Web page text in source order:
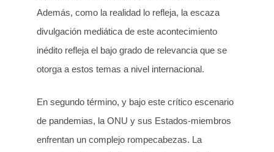
Además, como la realidad lo refleja, la escaza
divulgación mediática de este acontecimiento
inédito refleja el bajo grado de relevancia que se
otorga a estos temas a nivel internacional.
En segundo término, y bajo este crítico escenario
de pandemias, la ONU y sus Estados-miembros
enfrentan un complejo rompecabezas. La